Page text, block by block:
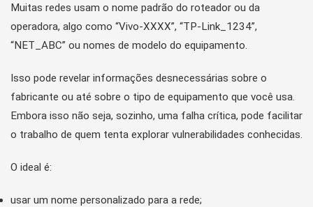
Muitas redes usam o nome padrão do roteador ou da
operadora, algo como “Vivo-XXXX”, “TP-Link_1234”,
“NET_ABC” ou nomes de modelo do equipamento.
Isso pode revelar informações desnecessárias sobre o
fabricante ou até sobre o tipo de equipamento que você usa.
Embora isso não seja, sozinho, uma falha crítica, pode facilitar
o trabalho de quem tenta explorar vulnerabilidades conhecidas.
O ideal é:
usar um nome personalizado para a rede;